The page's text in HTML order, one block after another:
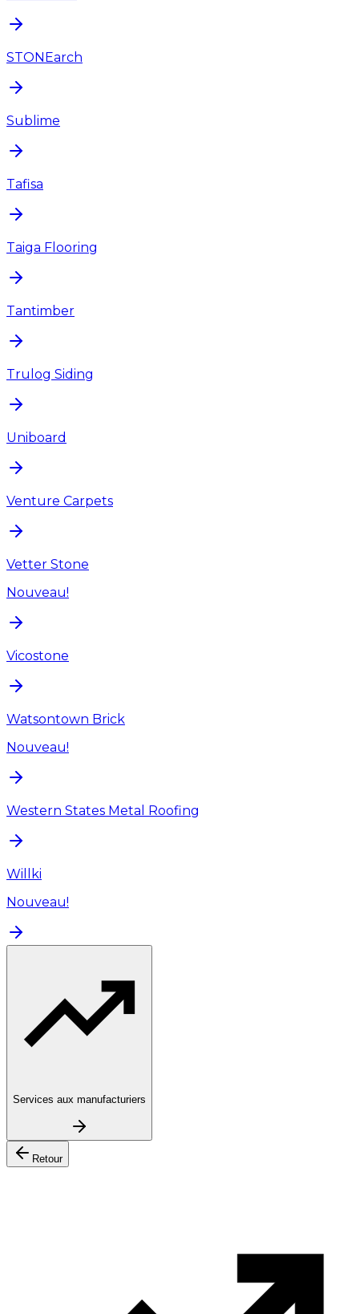
STONEarch
Sublime
Tafisa
Taiga Flooring
Tantimber
Trulog Siding
Uniboard
Venture Carpets
Vetter Stone
Nouveau!
Vicostone
Watsontown Brick
Nouveau!
Western States Metal Roofing
Willki
Nouveau!
Services aux manufacturiers
Retour